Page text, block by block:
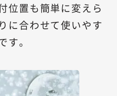
位置も簡単に変えら
に合わせて使いやす
す。